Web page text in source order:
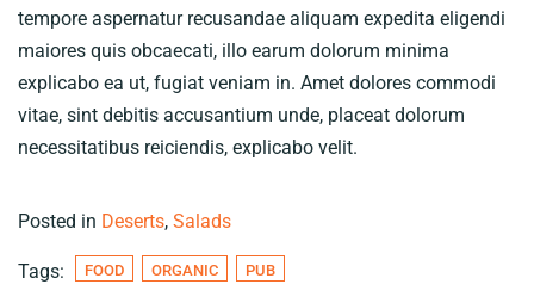
tempore aspernatur recusandae aliquam expedita eligendi
maiores quis obcaecati, illo earum dolorum minima
explicabo ea ut, fugiat veniam in. Amet dolores commodi
vitae, sint debitis accusantium unde, placeat dolorum
necessitatibus reiciendis, explicabo velit.
Posted in Deserts, Salads
Tags: FOOD ORGANIC PUB